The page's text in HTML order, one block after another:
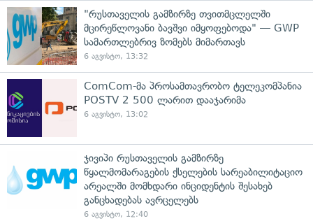
"რუსთაველის გამზირზე თვითმცლელში
მცირეწლოვანი ბავშვი იმყოფებოდა" — GWP
სამართლებრივ ზომებს მიმართავს
6 აგვისტო, 13:32
ComCom-მა პროსამთავრობო ტელეკომპანია
POSTV 2 500 ლარით დააჯარიმა
6 აგვისტო, 13:02
ჯივიპი რუსთაველის გამზირზე
წყალმომარაგების ქსელების სარეაბილიტაციო
არეალში მომხდარი ინციდენტის შესახებ
განცხადებას ავრცელებს
6 აგვისტო, 12:40